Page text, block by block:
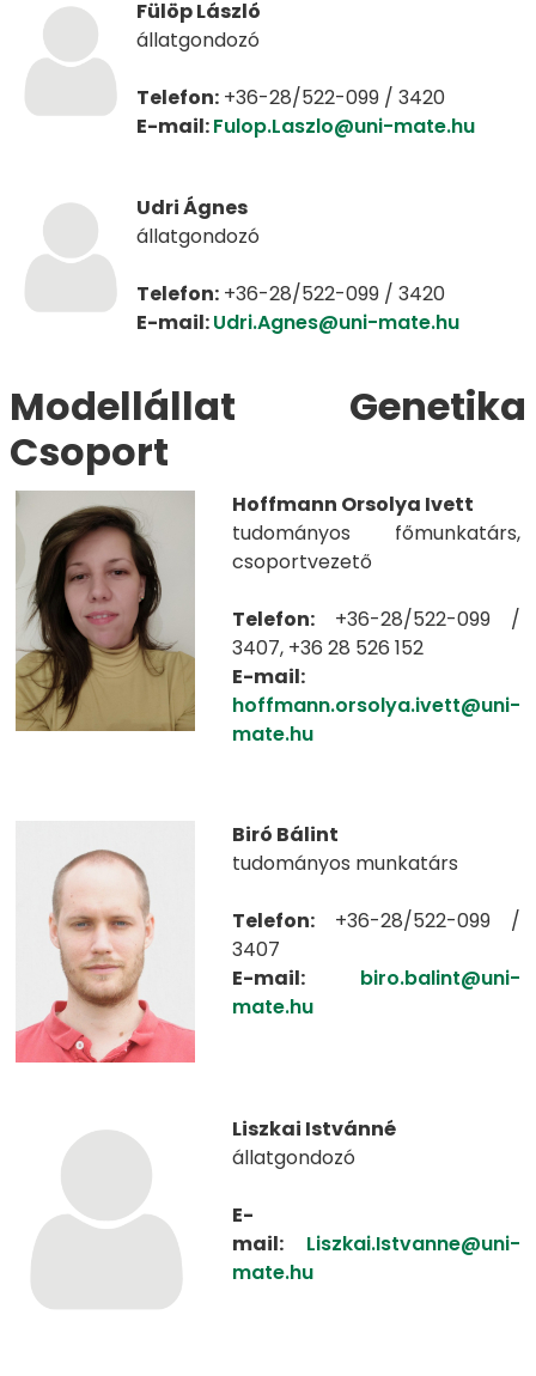
Fülöp László
állatgondozó
Telefon: +36-28/522-099 / 3420
E-mail:Fulop.Laszlo@uni-mate.hu
Udri Ágnes
állatgondozó
Telefon: +36-28/522-099 / 3420
E-mail:Udri.Agnes@uni-mate.hu
Modellállat Genetika
Csoport
Hoffmann Orsolya Ivett
tudományos főmunkatárs,
csoportvezető
Telefon: +36-28/522-099 /
3407, +36 28 526 152
E-mail:
hoffmann.orsolya.ivett@uni-
mate.hu
Biró Bálint
tudományos munkatárs
Telefon: +36-28/522-099 /
3407
E-mail: biro.balint@uni-
mate.hu
Liszkai Istvánné
állatgondozó
E-
mail:
Liszkai.Istvanne@uni-
mate.hu